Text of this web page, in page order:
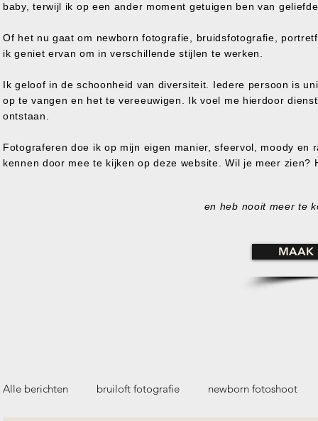
baby, terwijl ik op een ander moment getuigen ben van
Of het nu gaat om newborn fotografie, bruidsfotografie,
ik geniet ervan om in verschillende stijlen te werken.
Ik geloof in de schoonheid van diversiteit. Iedere persoon is
op te vangen en het te vereeuwigen. Ik voel me hierdoor
ontstaan.
Fotograferen doe ik op mijn eigen manier, sfeervol, moody
kennen door mee te kijken op deze website. Wil je meer
en heb nooit meer te
MAAK
Alle berichten bruiloft fotografie newborn fotoshoot